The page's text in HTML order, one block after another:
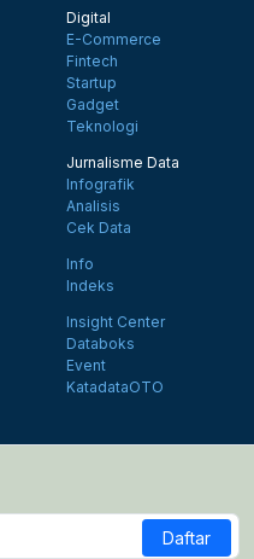
Digital
E-Commerce
Fintech
Startup
Gadget
Teknologi
Jurnalisme Data
Infografik
Analisis
Cek Data
Info
Indeks
Insight Center
Databoks
Event
KatadataOTO
Daftar